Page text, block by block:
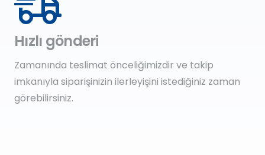
Hızlı gönderi
Zamanında teslimat önceliğimizdir ve takip
imkanıyla siparişinizin ilerleyişini istediğiniz zaman
görebilirsiniz.